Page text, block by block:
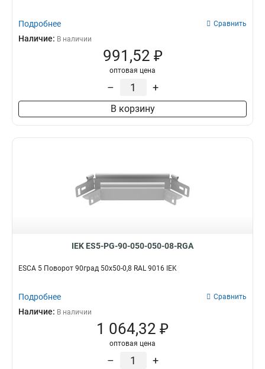
Подробнее Сравнить
Наличие: В наличии
991,52 ₽
оптовая цена
– +
В корзину
IEK ES5-PG-90-050-050-08-RGA
ESCA 5 Поворот 90град 50х50-0,8 RAL 9016 IEK
Подробнее Сравнить
Наличие: В наличии
1 064,32 ₽
оптовая цена
– +